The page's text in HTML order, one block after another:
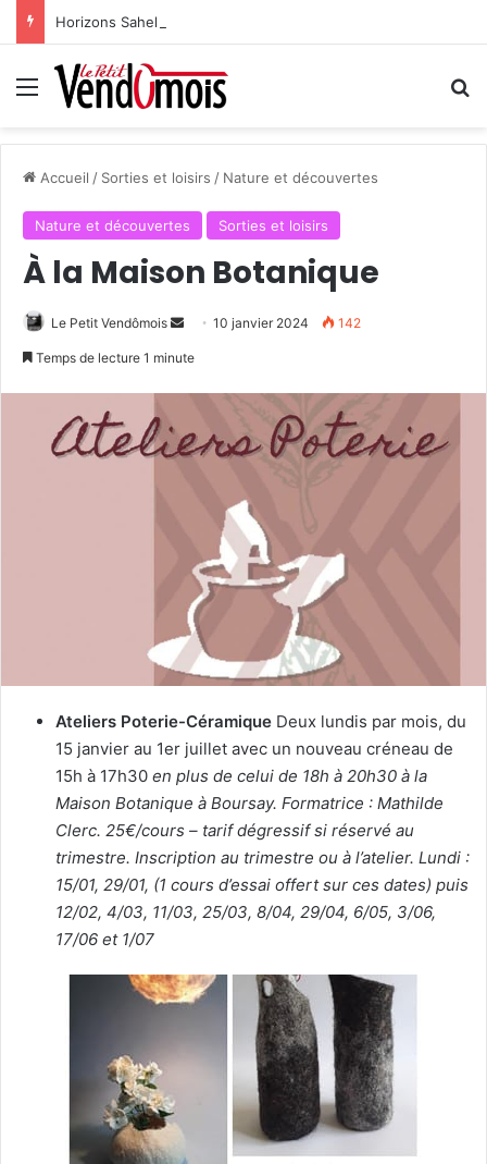
Horizons Sahel à l’heure du bilan
Menu
Accueil / Sorties et loisirs / Nature et découvertes
Nature et découvertes Sorties et loisirs
À la Maison Botanique
Le Petit Vendômois
e
u
r
i
e
l
10 janvier 2024 142
Temps de lecture 1 minute
Ateliers Poterie-Céramique Deux lundis par mois, du
15 janvier au 1er juillet avec un nouveau créneau de
15h à 17h30 en plus de celui de 18h à 20h30 à la
Maison Botanique à Boursay. Formatrice : Mathilde
Clerc. 25€/cours – tarif dégressif si réservé au
trimestre. Inscription au trimestre ou à l’atelier. Lundi :
15/01, 29/01, (1 cours d’essai offert sur ces dates) puis
12/02, 4/03, 11/03, 25/03, 8/04, 29/04, 6/05, 3/06,
17/06 et 1/07